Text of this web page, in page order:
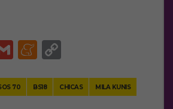
GmailMeneame
70 BS18 CHICAS MILA KUNIS